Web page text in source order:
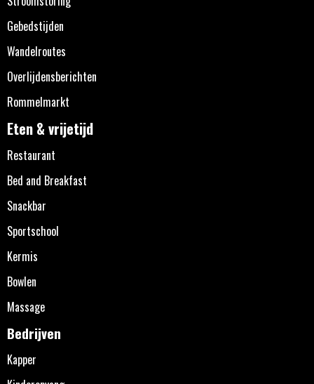
Gebedstijden
Wandelroutes
Overlijdensberichten
Rommelmarkt
Eten & vrijetijd
Restaurant
Bed and Breakfast
Snackbar
Sportschool
Kermis
Bowlen
Massage
Bedrijven
Kapper